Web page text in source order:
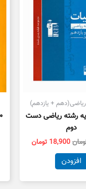
ریاضی(دهم + یازدهم)
رشته ریاضی دست
دوم
18,900 تومان
افزودن